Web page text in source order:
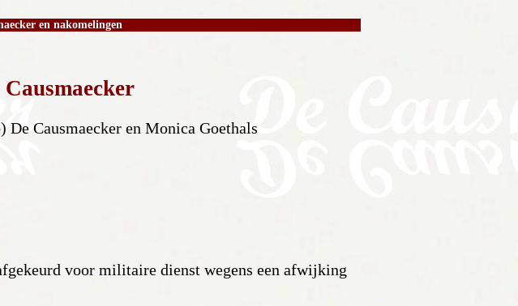
en nakomelingen
Causmaecker en Monica Goethals
voor militaire dienst wegens een afwijking